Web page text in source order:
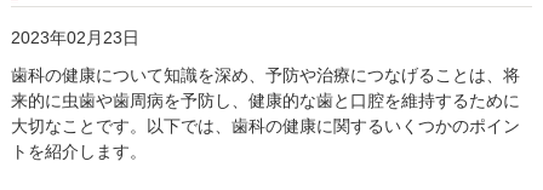
2023年02月23日
歯科の健康について知識を深め、予防や治療につなげることは、将
来的に虫歯や歯周病を予防し、健康的な歯と口腔を維持するために
大切なことです。以下では、歯科の健康に関するいくつかのポイン
トを紹介します。